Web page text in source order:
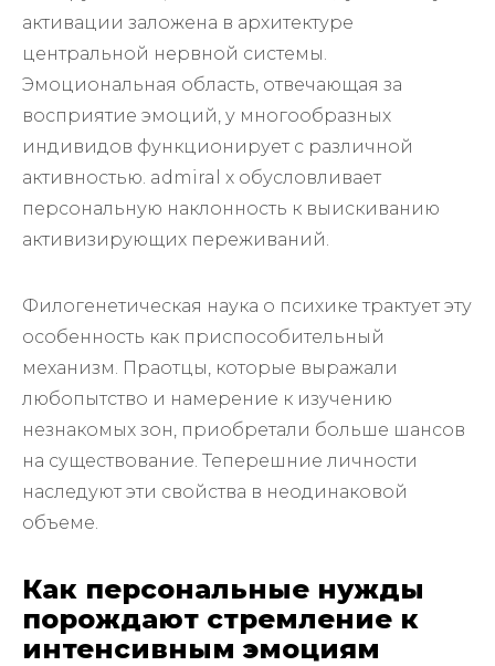
активации заложена в архитектуре
центральной нервной системы.
Эмоциональная область, отвечающая за
восприятие эмоций, у многообразных
индивидов функционирует с различной
активностью. admiral x обусловливает
персональную наклонность к выискиванию
активизирующих переживаний.
Филогенетическая наука о психике трактует эту
особенность как приспособительный
механизм. Праотцы, которые выражали
любопытство и намерение к изучению
незнакомых зон, приобретали больше шансов
на существование. Теперешние личности
наследуют эти свойства в неодинаковой
объеме.
Как персональные нужды
порождают стремление к
интенсивным эмоциям